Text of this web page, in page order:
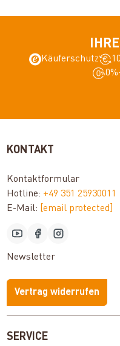
Käuferschutz
SERVICE
KONTAKT
Kontaktformular
Hotline: +49 351 25930011
E-Mail:
[email protected]
Newsletter
Vertrag widerrufen